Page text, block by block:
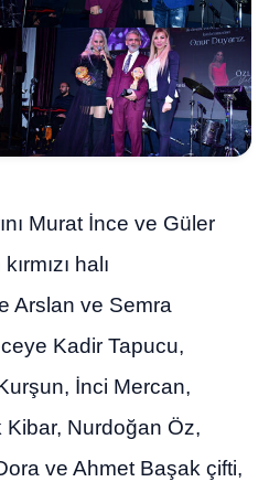
Murat İnce ve Güler
halı
Arslan ve Semra
Kadir Tapucu,
İnci Mercan,
Kibar, Nurdoğan Öz,
ve Ahmet Başak çifti,